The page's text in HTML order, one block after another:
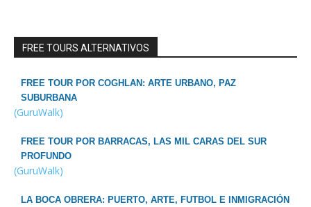
FREE TOURS ALTERNATIVOS
FREE TOUR POR COGHLAN: ARTE URBANO, PAZ
SUBURBANA
(GuruWalk)
FREE TOUR POR BARRACAS, LAS MIL CARAS DEL SUR
PROFUNDO
(GuruWalk)
LA BOCA OBRERA: PUERTO, ARTE, FUTBOL E INMIGRACIÓN